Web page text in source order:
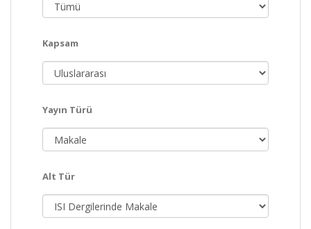
Kapsam
Yayın Türü
Alt Tür